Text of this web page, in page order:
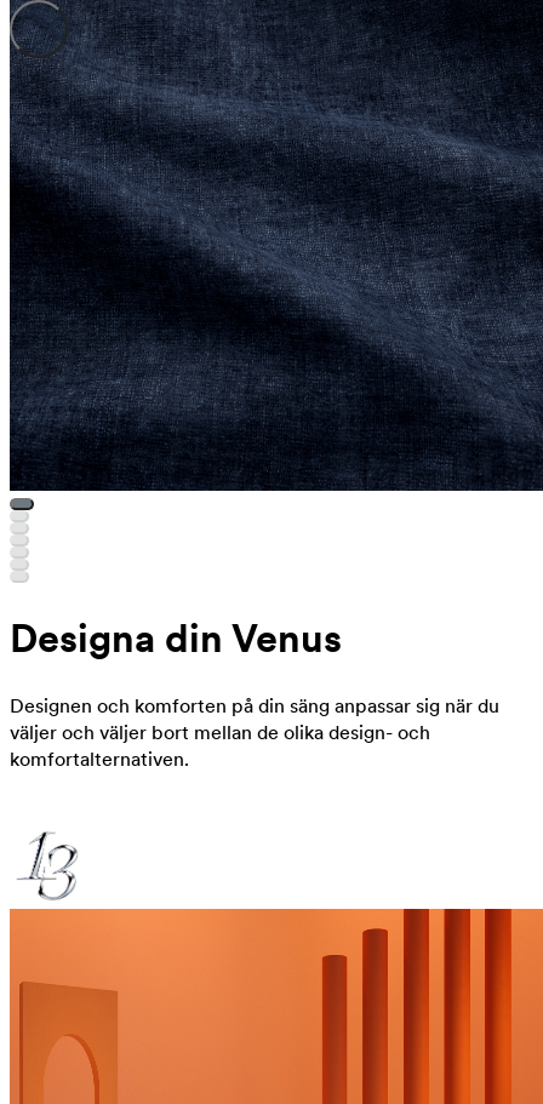
Designa din Venus
Designen och komforten på din säng anpassar sig när du
väljer och väljer bort mellan de olika design- och
komfortalternativen.